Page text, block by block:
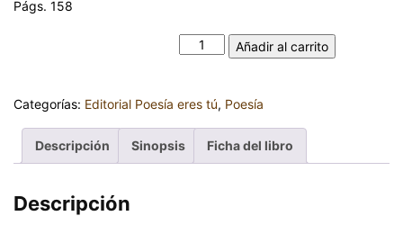
Págs. 158
Añadir al carrito
Categorías: Editorial Poesía eres tú, Poesía
Descripción Sinopsis Ficha del libro
Descripción